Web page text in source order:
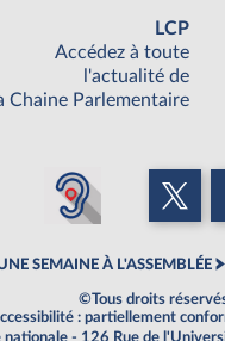
LCP
Accédez à toute
l'actualité de
Chaine Parlementaire
SEMAINE À L'ASSEMBLÉE
©Tous droits
: partiellement
nationale - 126 Rue de